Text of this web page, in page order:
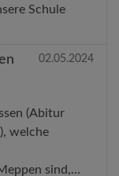
Schule
02.05.2024
(Abitur
welche
sind,…